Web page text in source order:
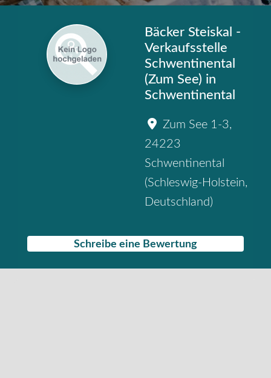
Bäcker Steiskal -
Verkaufsstelle
Schwentinental
(Zum See) in
Schwentinental
Zum See 1-3,
24223
Schwentinental
(Schleswig-Holstein,
Deutschland)
Schreibe eine Bewertung